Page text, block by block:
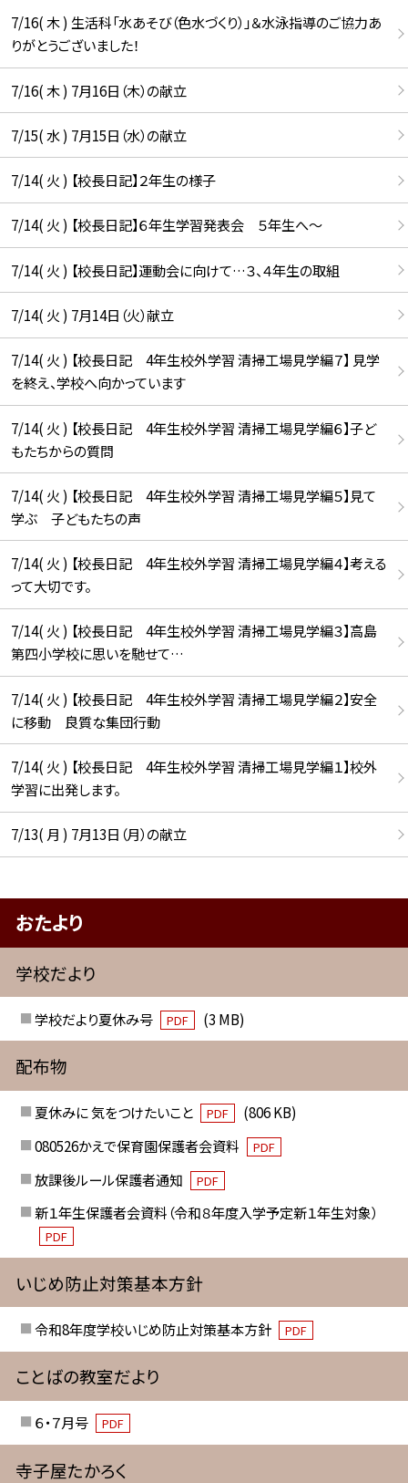
7/16( 木 ) 生活科「水あそび（色水づくり）」＆水泳指導のご協力あ
りがとうございました！
7/16( 木 ) 7月16日（木）の献立
7/15( 水 ) 7月15日（水）の献立
7/14( 火 ) 【校長日記】２年生の様子
7/14( 火 ) 【校長日記】６年生学習発表会 ５年生へ〜
7/14( 火 ) 【校長日記】運動会に向けて…３、４年生の取組
7/14( 火 ) 7月14日（火）献立
7/14( 火 ) 【校長日記 4年生校外学習 清掃工場見学編７】 見学
を終え、学校へ向かっています
7/14( 火 ) 【校長日記 4年生校外学習 清掃工場見学編６】子ど
もたちからの質問
7/14( 火 ) 【校長日記 4年生校外学習 清掃工場見学編５】見て
学ぶ 子どもたちの声
7/14( 火 ) 【校長日記 4年生校外学習 清掃工場見学編４】考える
って大切です。
7/14( 火 ) 【校長日記 4年生校外学習 清掃工場見学編３】高島
第四小学校に思いを馳せて…
7/14( 火 ) 【校長日記 4年生校外学習 清掃工場見学編２】安全
に移動 良質な集団行動
7/14( 火 ) 【校長日記 4年生校外学習 清掃工場見学編１】校外
学習に出発します。
7/13( 月 ) 7月13日（月）の献立
おたより
学校だより
学校だより夏休み号 PDF (3 MB)
配布物
夏休みに 気をつけたいこと PDF
(806 KB)
080526かえで保育園保護者会資料
PDF
放課後ルール保護者通知 PDF
新１年生保護者会資料（令和８年度入学予定新１年生対象）
PDF
いじめ防止対策基本方針
令和8年度学校いじめ防止対策基本方針 PDF
ことばの教室だより
６・７月号 PDF
寺子屋たかろく